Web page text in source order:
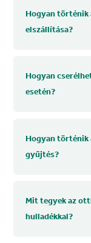
Hogyan történik
elszállítása?
Hogyan
esetén?
Hogyan történik
gyűjtés?
Mit tegyek az
hulladékkal?